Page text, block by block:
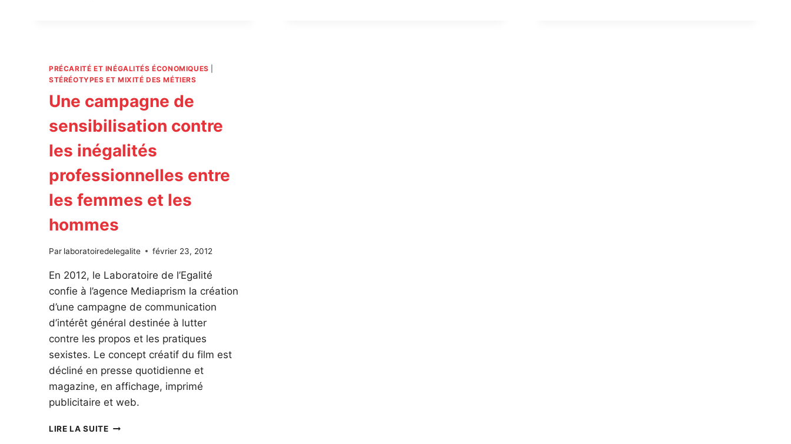
PROFESSIONS
LIBÉRALES
PRÉCARITÉ ET INÉGALITÉS ÉCONOMIQUES
STÉRÉOTYPES ET MIXITÉ DES MÉTIERS
Une campagne de
sensibilisation contre
les inégalités
professionnelles entre
les femmes et les
hommes
Par laboratoiredelegalite février 23, 2012
En 2012, le Laboratoire de l’Egalité
confie à l’agence Mediaprism la création
d’une campagne de communication
d’intérêt général destinée à lutter
contre les propos et les pratiques
sexistes. Le concept créatif du film est
décliné en presse quotidienne et
magazine, en affichage, imprimé
publicitaire et web.
LIRE LA SUITEUNE